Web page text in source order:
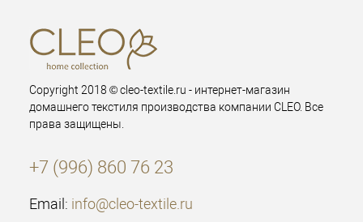
Copyright 2018 © cleo-textile.ru - интернет-магазин
домашнего текстиля производства компании CLEO. Все
права защищены.
+7 (996) 860 76 23
Email: info@cleo-textile.ru